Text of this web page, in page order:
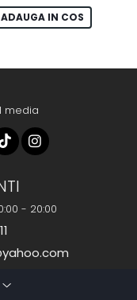
ADAUGA IN COS
media
- 20:00